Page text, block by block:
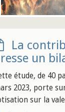
La
un
étude, de 40
2023, porte
sur la